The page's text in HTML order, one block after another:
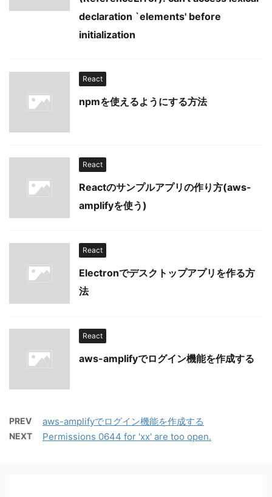
declaration `elements' before
initialization
React
npmを使えるようにする方法
React
Reactのサンプルアプリの作り方(aws-
amplifyを使う)
React
Electronでデスクトップアプリを作る方
法
React
aws-amplifyでログイン機能を作成する
PREV aws-amplifyでログイン機能を作成する
NEXT Permissions 0644 for 'xx' are too open.